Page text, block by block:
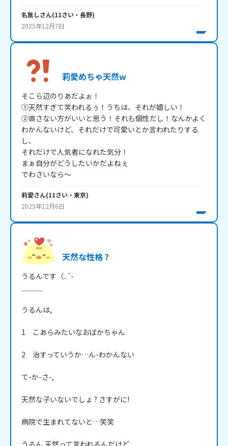
名無しさん(11さい・ 長野)
2025年12月7日
莉愛めちゃ天然w
そこら辺のりあだよぉ！
①天然すぎて笑われるぅ！うちは、それが嬉しい！
②直さない方がいいと思う！それも個性だし！なんかよく
わかんないけど、それだけで可愛いとか言われたりする
し、
それだけで人気者になれた気分！
まぁ自分がどうしたいかだよねぇ
莉愛さん(11さい・ 東京)
2025年12月6日
天然な性格 ?
うるんです（..´-
うるんは,
1　こあらみたいなおばかちゃん
2　治すっていうか…ん-わかんない
て-か-さ-,
天然な子いないでしょ ? さすがに!
病院で生まれてないと…笑笑